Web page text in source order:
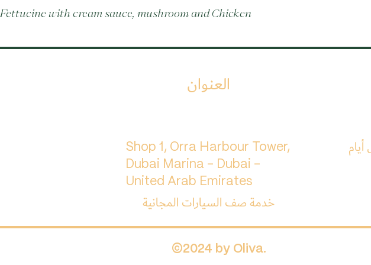
Fettucine with cream sauce, mushroom and Chicken
العنوان
Shop 1, Orra Harbour Tower,
Dubai Marina - Dubai -
United Arab Emirates
أيام
©2024 by Oliva.
خدمة صف السيارات المجانية